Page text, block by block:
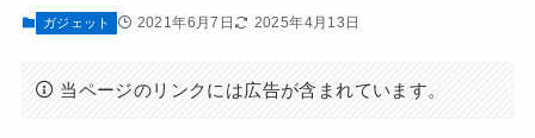
ガジェット 2021年6月7日 2025年4月13日
当ページのリンクには広告が含まれています。